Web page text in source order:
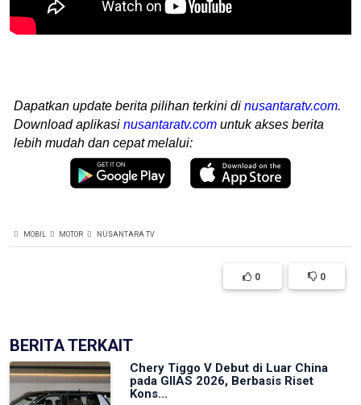
Dapatkan update berita pilihan terkini di nusantaratv.com.
Download aplikasi nusantaratv.com untuk akses berita
lebih mudah dan cepat melalui:
MOBIL MOTOR NUSANTARA TV
0 0
BERITA TERKAIT
Chery Tiggo V Debut di Luar China
pada GIIAS 2026, Berbasis Riset
Kons...